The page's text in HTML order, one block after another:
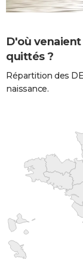
D'où venaient
quittés ?
Répartition des
naissance.